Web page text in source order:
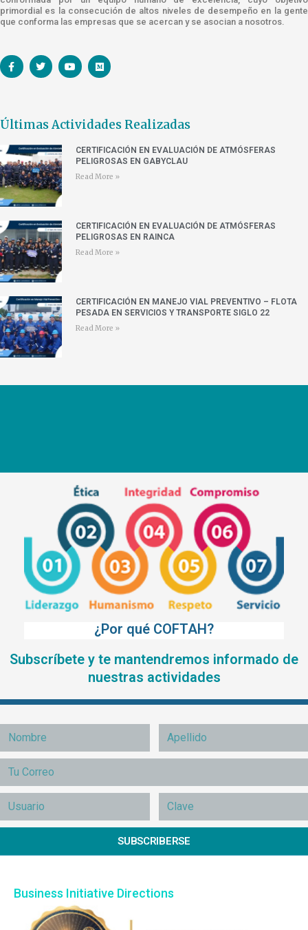
primordial es la consecución de altos niveles de desempeño en la gente
que conforma las empresas que se acercan y se asocian a nosotros.
Últimas Actividades Realizadas
CERTIFICACIÓN EN EVALUACIÓN DE ATMÓSFERAS
PELIGROSAS EN GABYCLAU
Read More »
CERTIFICACIÓN EN EVALUACIÓN DE ATMÓSFERAS
PELIGROSAS EN RAINCA
Read More »
CERTIFICACIÓN EN MANEJO VIAL PREVENTIVO – FLOTA
PESADA EN SERVICIOS Y TRANSPORTE SIGLO 22
Read More »
¿Por qué COFTAH?
Subscríbete y te mantendremos informado de
nuestras actividades
SUBSCRIBERSE
Business Initiative Directions